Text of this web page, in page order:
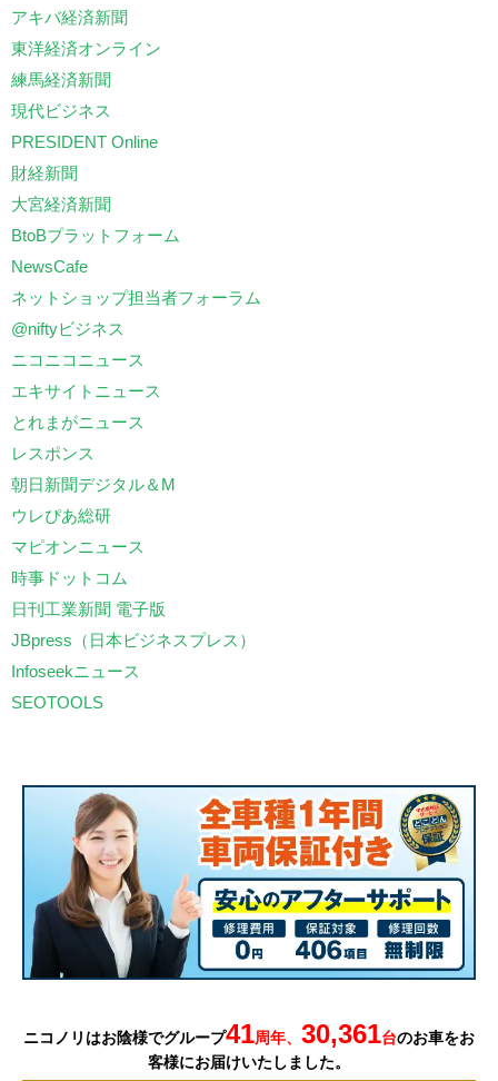
アキバ経済新聞
東洋経済オンライン
練馬経済新聞
現代ビジネス
PRESIDENT Online
財経新聞
大宮経済新聞
BtoBプラットフォーム
NewsCafe
ネットショップ担当者フォーラム
@niftyビジネス
ニコニコニュース
エキサイトニュース
とれまがニュース
レスポンス
朝日新聞デジタル＆M
ウレぴあ総研
マピオンニュース
時事ドットコム
日刊工業新聞 電子版
JBpress（日本ビジネスプレス）
Infoseekニュース
SEOTOOLS
ニコノリはお陰様でグループ41周年、 30,361台のお車をお
客様にお届けいたしました。